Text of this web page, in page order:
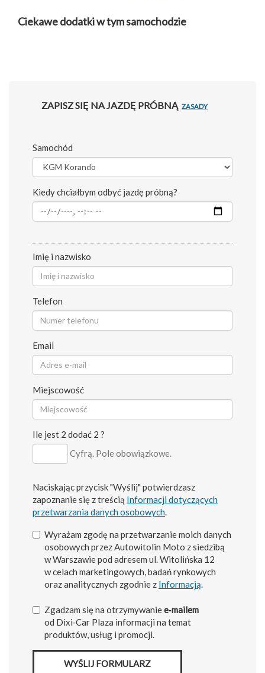
Ciekawe dodatki w tym samochodzie
ZAPISZ SIĘ NA JAZDĘ PRÓBNĄ ZASADY
Samochód
Kiedy chciałbym odbyć jazdę próbną?
Imię i nazwisko
Telefon
Email
Miejscowość
Ile jest 2 dodać 2 ?
Cyfrą. Pole obowiązkowe.
Naciskając przycisk "Wyślij" potwierdzasz
zapoznanie się z treścią Informacji dotyczących
przetwarzania danych osobowych.
Wyrażam zgodę na przetwarzanie moich danych
osobowych przez Autowitolin Moto z siedzibą
w Warszawie pod adresem ul. Witolińska 12
w celach marketingowych, badań rynkowych
oraz analitycznych zgodnie z Informacją.
Zgadzam się na otrzymywaniee‑mailem
od Dixi‑Car Plaza informacji na temat
produktów, usług i promocji.
WYŚLIJ FORMULARZ